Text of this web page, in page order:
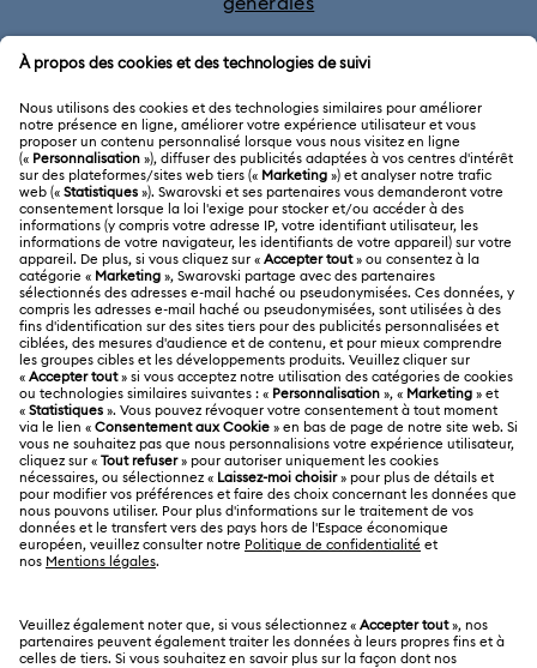
Rejoignez le club
SERVICE CLIENTÈLE
Aperçu du service clientèle
Solde de la carte cadeau
Statut de réparation
Contactez-Nous
Calculer votre taille
Rechercher une boutique
A PROPOS
À propos de Swarovski
Emploi & Carrières
Alumni Community
Pour les professionnels
Swarovski Created Diamonds
MENTIONS LÉGALES
Conditions D’Utilisation
Conditions Générales
Politique De Confidentialité
Gestion Des Cookies
Autres pays/régions
English
Deutsch Español Français